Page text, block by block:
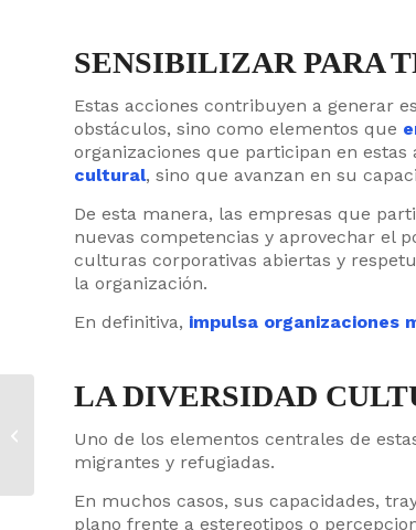
SENSIBILIZAR PARA
Estas acciones contribuyen a generar
obstáculos, sino como elementos que
organizaciones que participan en
cultural, sino que avanzan en su
De esta manera, las empresas que
nuevas competencias y aprovechar el
culturas corporativas abiertas y
la organización.
En definitiva, impulsa organizaciones
LA DIVERSIDAD
Uno de los elementos centrales de
migrantes y refugiadas.
En muchos casos, sus capacidades,
plano frente a estereotipos o
Cómo impulsar el
diálogo intercultural
en las organizaciones